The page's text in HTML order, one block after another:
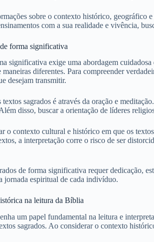
sobre o contexto histórico, geográfico
com a sua realidade e vivência,
forma significativa
significativa exige uma abordagem
diferentes. Para compreender
desejam transmitir.
sagrados é através da oração e
disso, buscar a orientação de líderes
o contexto cultural e histórico em que os
a interpretação corre o risco de ser
de forma significativa requer dedicação,
jornada espiritual de cada indivíduo.
na leitura da Bíblia
um papel fundamental na leitura e
sagrados. Ao considerar o contexto